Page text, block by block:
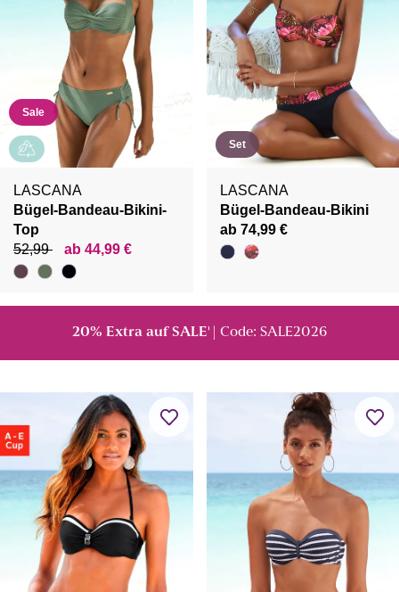
Sale
LASCANA
Bügel-Bandeau-Bikini-
Top
52,99
ab 44,99 €
Set
LASCANA
Bügel-Bandeau-Bikini
ab 74,99 €
20% Extra auf SALE ¹ | Code: SALE2026